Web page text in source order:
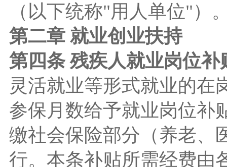
（以下统称"用人单位"）
第二章 就业创业扶持
第四条 残疾人就业岗位补
灵活就业等形式就业的在
参保月数给予就业岗位补
缴社会保险部分（养老、
行。本条补贴所需经费由